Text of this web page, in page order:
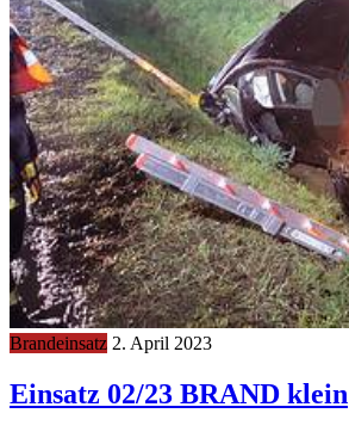
Brandeinsatz 2. April 2023
Einsatz 02/23 BRAND klein